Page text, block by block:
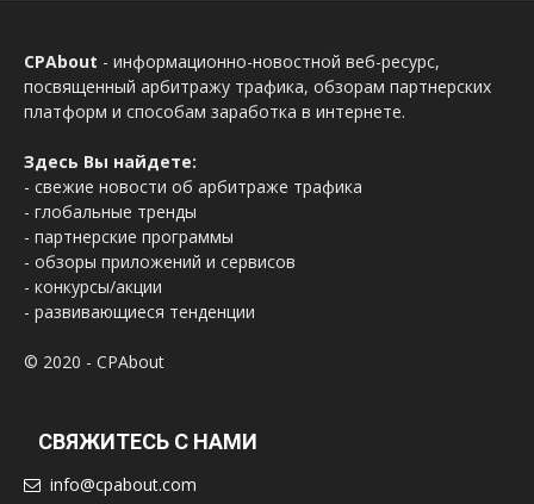
CPAbout - информационно-новостной веб-ресурс,
посвященный арбитражу трафика, обзорам партнерских
платформ и способам заработка в интернете.
Здесь Вы найдете:
- свежие новости об арбитраже трафика
- глобальные тренды
- партнерские программы
- обзоры приложений и сервисов
- конкурсы/акции
- развивающиеся тенденции
© 2020 - CPAbout
СВЯЖИТЕСЬ С НАМИ
info@cpabout.com